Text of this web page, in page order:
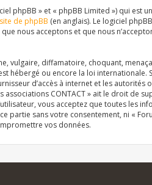
phpBB » et « phpBB Limited ») qui est
de phpBB (en anglais). Le logiciel
nous acceptons et que nous
vulgaire, diffamatoire, choquant,
hébergé ou encore la loi
d’accès à internet et les autorités
CONTACT » ait le droit de
vous acceptez que toutes les
partie sans votre consentement, ni «
vos données.